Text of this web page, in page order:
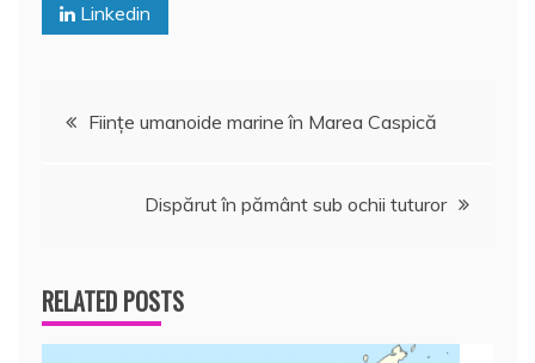
Linkedin
Navigare
Fiinţe umanoide marine în Marea Caspică
Dispărut în pământ sub ochii tuturor
RELATED POSTS